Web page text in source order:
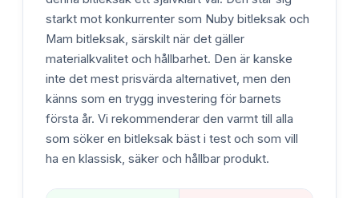
starkt mot konkurrenter som Nuby bitleksak och
Mam bitleksak, särskilt när det gäller
materialkvalitet och hållbarhet. Den är kanske
inte det mest prisvärda alternativet, men den
känns som en trygg investering för barnets
första år. Vi rekommenderar den varmt till alla
som söker en bitleksak bäst i test och som vill
ha en klassisk, säker och hållbar produkt.